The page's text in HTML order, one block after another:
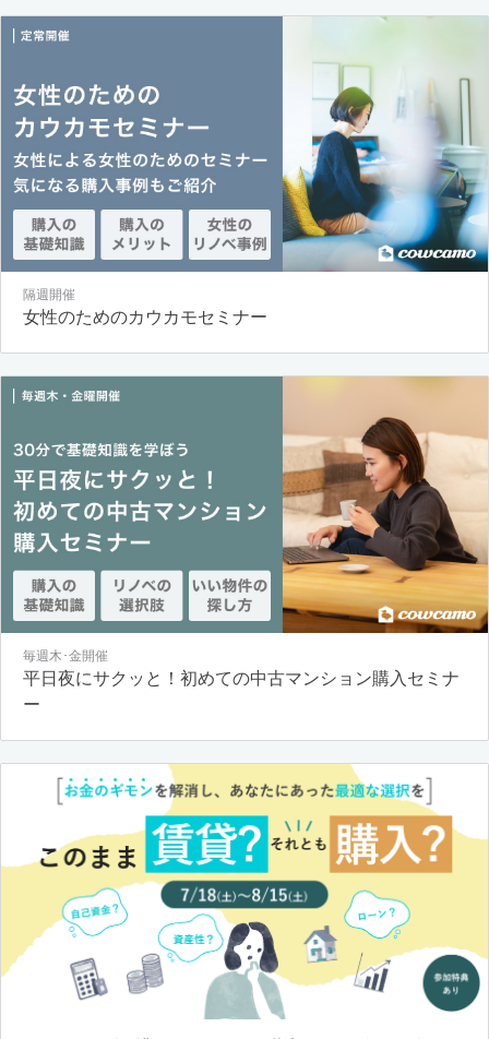
隔週開催
女性のためのカウカモセミナー
毎週木･金開催
平日夜にサクッと！初めての中古マンション購入セミナ
ー